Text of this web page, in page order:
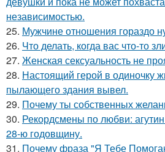
независимостью.
25. Мужчине отношения гораздо
26. Что делать, когда вас что-то
27. Женская сексуальность не
28. Настоящий герой в одиночку
пылающего здания вывел.
29. Почему ты собственных
30. Рекордсмены по любви:
28-ю годовщину.
31. Почему фраза "Я Тебе